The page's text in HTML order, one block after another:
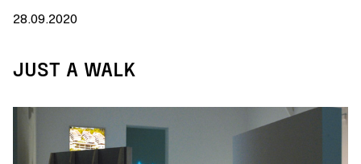
28.09.2020
JUST A WALK